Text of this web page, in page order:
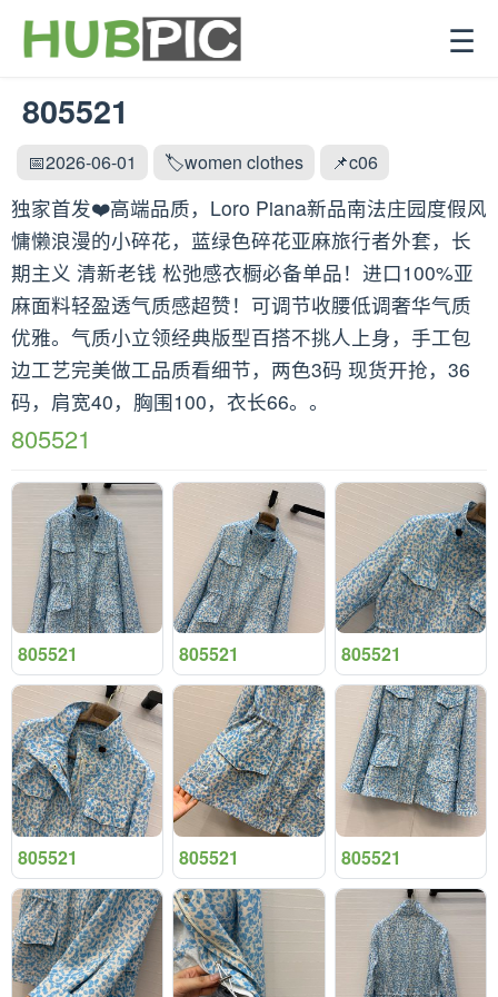
☰
805521
📅2026-06-01 🏷️women clothes 📌c06
独家首发❤️高端品质，Loro Piana新品南法庄园度假风
慵懒浪漫的小碎花，蓝绿色碎花亚麻旅行者外套，长
期主义 清新老钱 松弛感衣橱必备单品！进口100%亚
麻面料轻盈透气质感超赞！可调节收腰低调奢华气质
优雅。气质小立领经典版型百搭不挑人上身，手工包
边工艺完美做工品质看细节，两色3码 现货开抢，36
码，肩宽40，胸围100，衣长66。。
805521
805521 805521 805521
805521 805521 805521